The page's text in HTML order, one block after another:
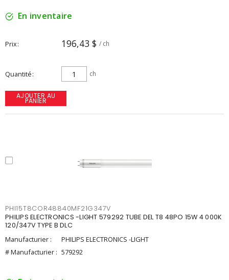
En inventaire
Prix 196,43 $ / ch
Quantité ch
AJOUTER AU
PANIER
PHI15T8COR48840MF21G347V
PHILIPS ELECTRONICS -LIGHT 579292 TUBE DEL T8 48PO 15W 4 000K
120/347V TYPE B DLC
Manufacturier :
PHILIPS ELECTRONICS -LIGHT
# Manufacturier : 579292